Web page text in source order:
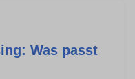
Was passt